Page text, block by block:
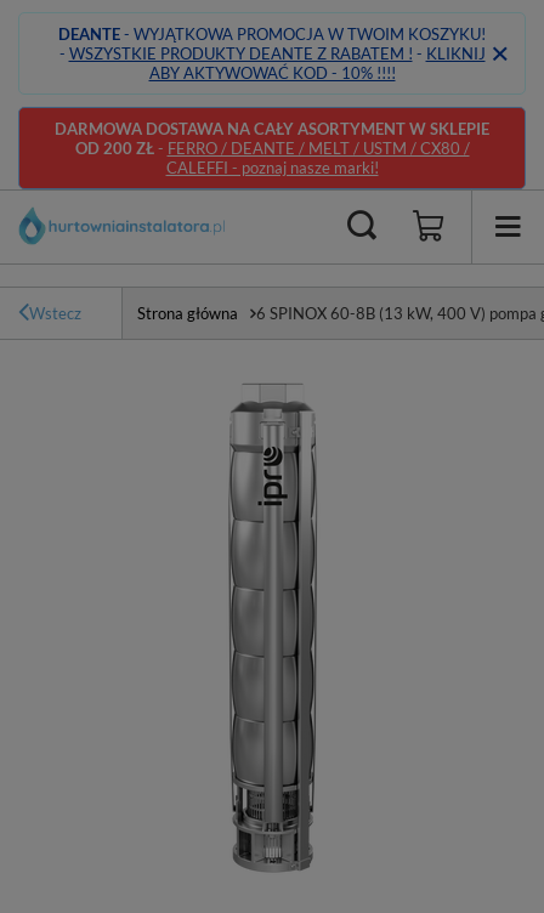
DEANTE- WYJĄTKOWA PROMOCJA W TWOIM KOSZYKU!
- WSZYSTKIE PRODUKTY DEANTE Z RABATEM ! - KLIKNIJ
ABY AKTYWOWAĆ KOD - 10% !!!!
DARMOWA DOSTAWA NA CAŁY ASORTYMENT W SKLEPIE
OD 200 ZŁ- FERRO / DEANTE / MELT / USTM / CX80 /
CALEFFI - poznaj nasze marki!
Wstecz Strona główna 6 SPINOX 60-8B (13 kW, 400 V) pompa